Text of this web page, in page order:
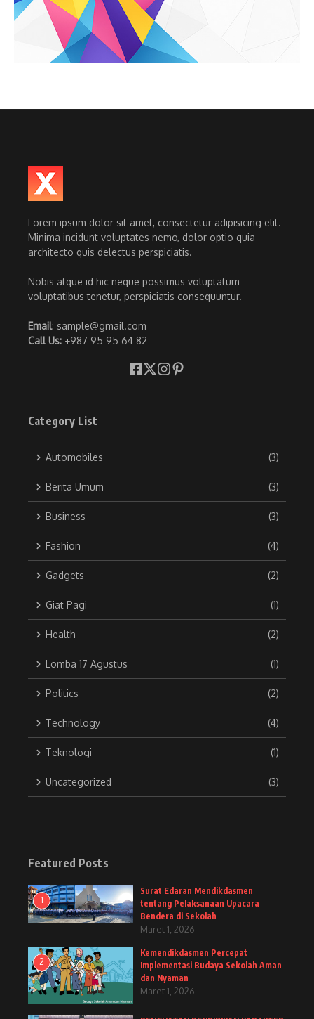
Lorem ipsum dolor sit amet, consectetur adipisicing elit.
Minima incidunt voluptates nemo, dolor optio quia
architecto quis delectus perspiciatis.
Nobis atque id hic neque possimus voluptatum
voluptatibus tenetur, perspiciatis consequuntur.
Email: sample@gmail.com
Call Us: +987 95 95 64 82
Category List
Automobiles (3)
Berita Umum (3)
Business (3)
Fashion (4)
Gadgets (2)
Giat Pagi (1)
Health (2)
Lomba 17 Agustus (1)
Politics (2)
Technology (4)
Teknologi (1)
Uncategorized (3)
Featured Posts
1
Surat Edaran Mendikdasmen
tentang Pelaksanaan Upacara
Bendera di Sekolah
Maret 1, 2026
2
Kemendikdasmen Percepat
Implementasi Budaya Sekolah Aman
dan Nyaman
Maret 1, 2026